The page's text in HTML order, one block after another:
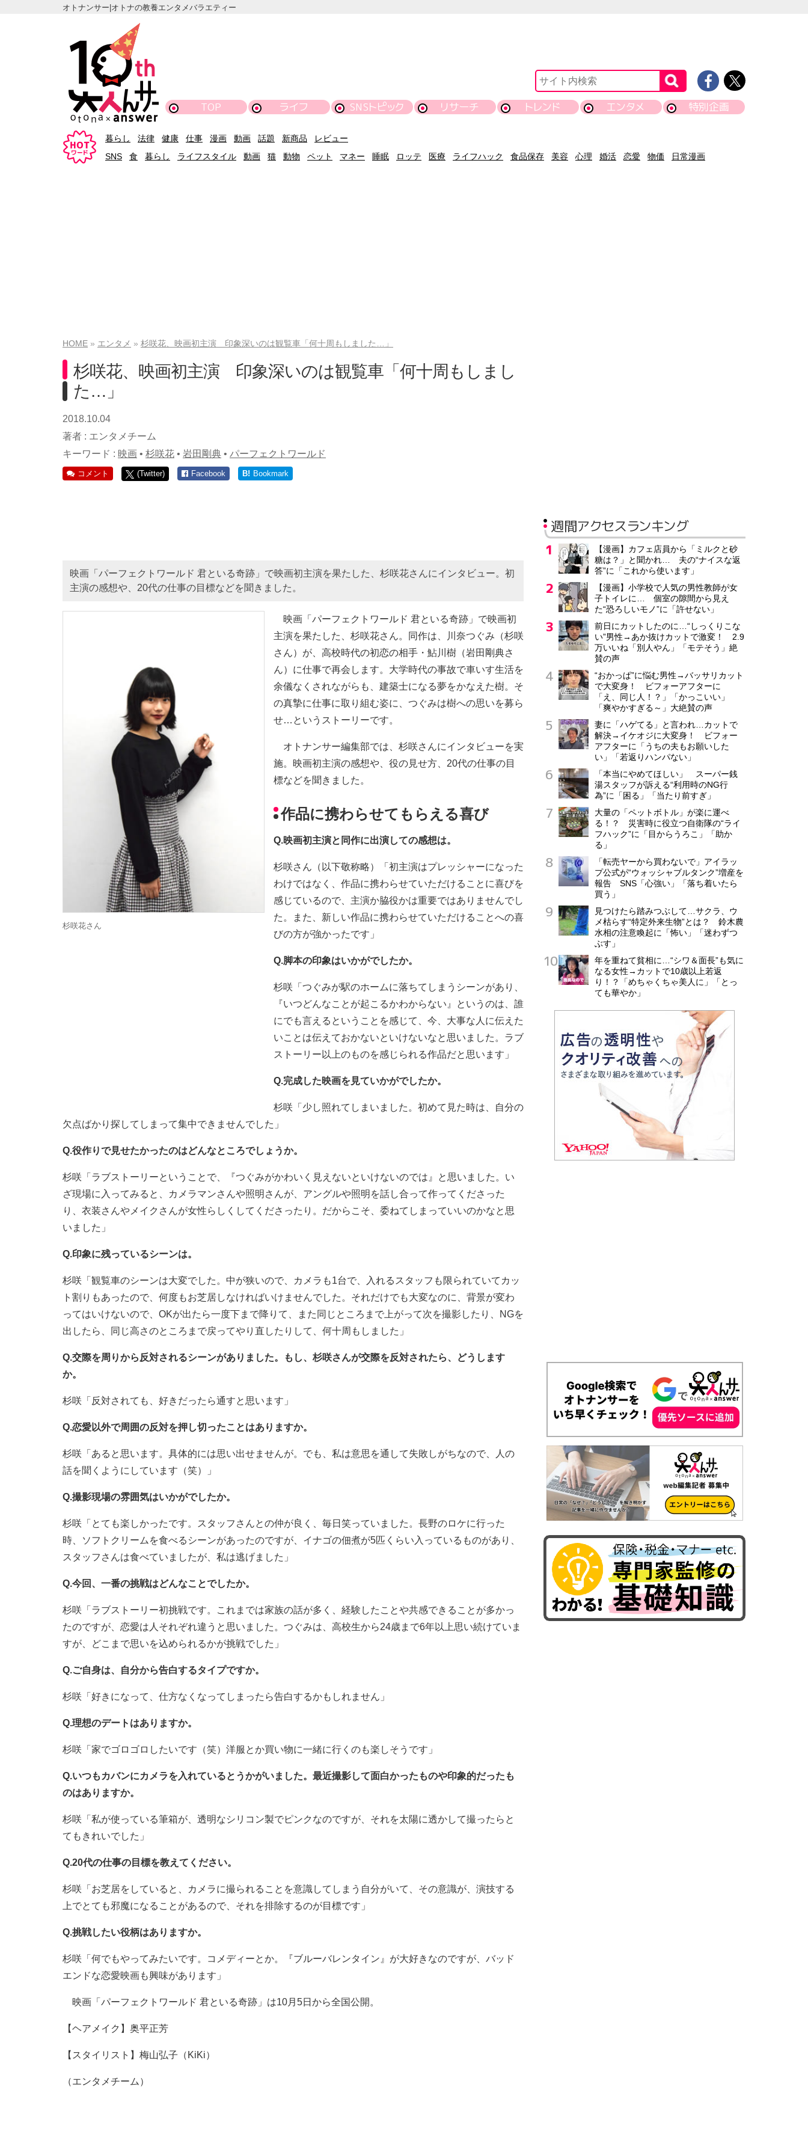
オトナンサー|オトナの教養エンタメバラエティー
TOP ライフ SNSトピック リサーチ トレンド エンタメ 特別企画
暮らし 法律 健康 仕事 漫画 動画 話題 新商品
レビュー
SNS
食 暮らし ライフスタイル 動画 猫 動物 ペット マネー 睡眠 ロッテ 医療 ライフハック 食品保存 美容 心理 婚活 恋愛 物価 日常漫画
HOME エンタメ 杉咲花、映画初主演 印象深いのは観覧車「何十周もしました…」
杉咲花、映画初主演 印象深いのは観覧車「何十周もしまし
た…」
2018.10.04
著者 : エンタメチーム
キーワード : 映画 • 杉咲花 • 岩田剛典 • パーフェクトワールド
コメント (Twitter) Facebook B! Bookmark
映画「パーフェクトワールド 君といる奇跡」で映画初主演を果たした、杉咲花さんにインタビュー。初
主演の感想や、20代の仕事の目標などを聞きました。
杉咲花さん
映画「パーフェクトワールド 君といる奇跡」で映画初
主演を果たした、杉咲花さん。同作は、川奈つぐみ（杉咲
さん）が、高校時代の初恋の相手・鮎川樹（岩田剛典さ
ん）に仕事で再会します。大学時代の事故で車いす生活を
余儀なくされながらも、建築士になる夢をかなえた樹。そ
の真摯に仕事に取り組む姿に、つぐみは樹への思いを募ら
せ…というストーリーです。
オトナンサー編集部では、杉咲さんにインタビューを実
施。映画初主演の感想や、役の見せ方、20代の仕事の目
標などを聞きました。
作品に携わらせてもらえる喜び
Q.映画初主演と同作に出演しての感想は。
杉咲さん（以下敬称略）「初主演はプレッシャーになった
わけではなく、作品に携わらせていただけることに喜びを
感じているので、主演か脇役かは重要ではありませんでし
た。また、新しい作品に携わらせていただけることへの喜
びの方が強かったです」
Q.脚本の印象はいかがでしたか。
杉咲「つぐみが駅のホームに落ちてしまうシーンがあり、
『いつどんなことが起こるかわからない』というのは、誰
にでも言えるということを感じて、今、大事な人に伝えた
いことは伝えておかないといけないなと思いました。ラブ
ストーリー以上のものを感じられる作品だと思います」
Q.完成した映画を見ていかがでしたか。
杉咲「少し照れてしまいました。初めて見た時は、自分の
欠点ばかり探してしまって集中できませんでした」
Q.役作りで見せたかったのはどんなところでしょうか。
杉咲「ラブストーリーということで、『つぐみがかわいく見えないといけないのでは』と思いました。い
ざ現場に入ってみると、カメラマンさんや照明さんが、アングルや照明を話し合って作ってくださった
り、衣装さんやメイクさんが女性らしくしてくださったり。だからこそ、委ねてしまっていいのかなと思
いました」
Q.印象に残っているシーンは。
杉咲「観覧車のシーンは大変でした。中が狭いので、カメラも1台で、入れるスタッフも限られていてカッ
ト割りもあったので、何度もお芝居しなければいけませんでした。それだけでも大変なのに、背景が変わ
ってはいけないので、OKが出たら一度下まで降りて、また同じところまで上がって次を撮影したり、NGを
出したら、同じ高さのところまで戻ってやり直したりして、何十周もしました」
Q.交際を周りから反対されるシーンがありました。もし、杉咲さんが交際を反対されたら、どうします
か。
杉咲「反対されても、好きだったら通すと思います」
Q.恋愛以外で周囲の反対を押し切ったことはありますか。
杉咲「あると思います。具体的には思い出せませんが。でも、私は意思を通して失敗しがちなので、人の
話を聞くようにしています（笑）」
Q.撮影現場の雰囲気はいかがでしたか。
杉咲「とても楽しかったです。スタッフさんとの仲が良く、毎日笑っていました。長野のロケに行った
時、ソフトクリームを食べるシーンがあったのですが、イナゴの佃煮が5匹くらい入っているものがあり、
スタッフさんは食べていましたが、私は逃げました」
Q.今回、一番の挑戦はどんなことでしたか。
杉咲「ラブストーリー初挑戦です。これまでは家族の話が多く、経験したことや共感できることが多かっ
たのですが、恋愛は人それぞれ違うと思いました。つぐみは、高校生から24歳まで6年以上思い続けていま
すが、どこまで思いを込められるかが挑戦でした」
Q.ご自身は、自分から告白するタイプですか。
杉咲「好きになって、仕方なくなってしまったら告白するかもしれません」
Q.理想のデートはありますか。
杉咲「家でゴロゴロしたいです（笑）洋服とか買い物に一緒に行くのも楽しそうです」
Q.いつもカバンにカメラを入れているとうかがいました。最近撮影して面白かったものや印象的だったも
のはありますか。
杉咲「私が使っている筆箱が、透明なシリコン製でピンクなのですが、それを太陽に透かして撮ったらと
てもきれいでした」
Q.20代の仕事の目標を教えてください。
杉咲「お芝居をしていると、カメラに撮られることを意識してしまう自分がいて、その意識が、演技する
上でとても邪魔になることがあるので、それを排除するのが目標です」
Q.挑戦したい役柄はありますか。
杉咲「何でもやってみたいです。コメディーとか。『ブルーバレンタイン』が大好きなのですが、バッド
エンドな恋愛映画も興味があります」
映画「パーフェクトワールド 君といる奇跡」は10月5日から全国公開。
【ヘアメイク】奥平正芳
【スタイリスト】梅山弘子（KiKi）
（エンタメチーム）
週間アクセスランキング
【漫画】カフェ店員から「ミルクと砂
糖は？」と聞かれ… 夫の“ナイスな返
答”に「これから使います」
【漫画】小学校で人気の男性教師が女
子トイレに… 個室の隙間から見え
た“恐ろしいモノ”に「許せない」
前日にカットしたのに…“しっくりこな
い”男性→あか抜けカットで激変！ 2.9
万いいね「別人やん」「モテそう」絶
賛の声
“おかっぱ”に悩む男性→バッサリカット
で大変身！ ビフォーアフターに
「え、同じ人！？」「かっこいい」
「爽やかすぎる～」大絶賛の声
妻に「ハゲてる」と言われ…カットで
解決→イケオジに大変身！ ビフォー
アフターに「うちの夫もお願いした
い」「若返りハンパない」
「本当にやめてほしい」 スーパー銭
湯スタッフが訴える“利用時のNG行
為”に「困る」「当たり前すぎ」
大量の「ペットボトル」が楽に運べ
る！？ 災害時に役立つ自衛隊の“ライ
フハック”に「目からうろこ」「助か
る」
「転売ヤーから買わないで」アイラッ
プ公式が“ウォッシャブルタンク”増産を
報告 SNS「心強い」「落ち着いたら
買う」
見つけたら踏みつぶして…サクラ、ウ
メ枯らす“特定外来生物”とは？ 鈴木農
水相の注意喚起に「怖い」「迷わずつ
ぶす」
年を重ねて貧相に…“シワ＆面長”も気に
なる女性→カットで10歳以上若返
り！？「めちゃくちゃ美人に」「とっ
ても華やか」